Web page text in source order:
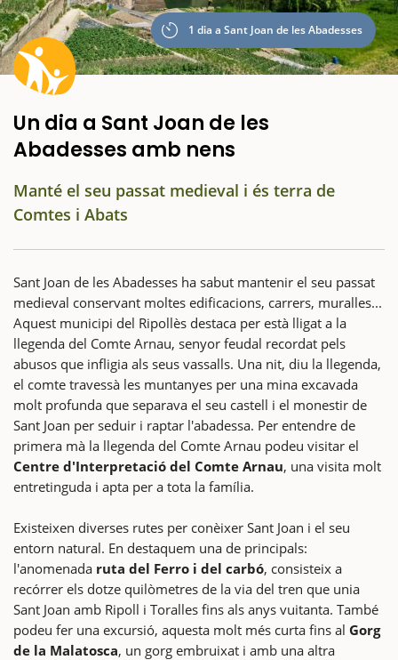
Un dia a Sant Joan de les
Abadesses amb nens
1 dia a Sant Joan de les Abadesses
Manté el seu passat medieval i és terra de
Comtes i Abats
Sant Joan de les Abadesses ha sabut mantenir el seu passat
medieval conservant moltes edificacions, carrers, muralles...
Aquest municipi del Ripollès destaca per està lligat a la
llegenda del Comte Arnau, senyor feudal recordat pels
abusos que infligia als seus vassalls. Una nit, diu la llegenda,
el comte travessà les muntanyes per una mina excavada
molt profunda que separava el seu castell i el monestir de
Sant Joan per seduir i raptar l'abadessa. Per entendre de
primera mà la llegenda del Comte Arnau podeu visitar el
Centre d'Interpretació del Comte Arnau, una visita molt
entretinguda i apta per a tota la família.
Existeixen diverses rutes per conèixer Sant Joan i el seu
entorn natural. En destaquem una de principals:
l'anomenada ruta del Ferro i del carbó, consisteix a
recórrer els dotze quilòmetres de la via del tren que unia
Sant Joan amb Ripoll i Toralles fins als anys vuitanta. També
podeu fer una excursió, aquesta molt més curta fins al Gorg
de la Malatosca, un gorg embruixat i amb una altra